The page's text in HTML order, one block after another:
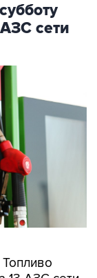
сети
Топливо